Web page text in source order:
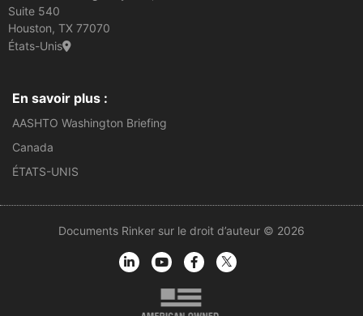
Suite 540
Houston, TX 77070
États-Unis
En savoir plus :
AASHTO Washington Briefing
Canada
ÉTATS-UNIS
Documents Rinker sur le droit d’auteur © 2026